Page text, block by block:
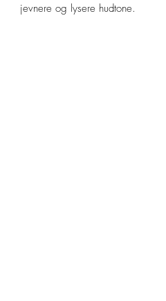
jevnere og lysere hudtone.